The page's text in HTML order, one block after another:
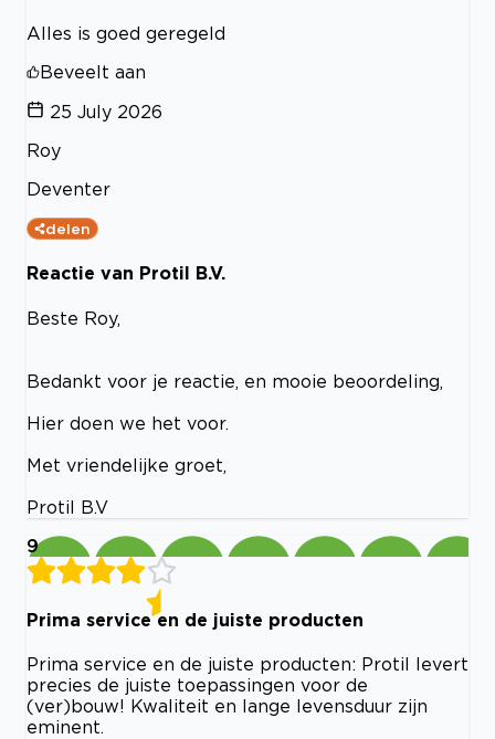
Alles is goed geregeld
Beveelt aan
25 July 2026
Roy
Deventer
delen
Reactie van Protil B.V.
Beste Roy,
Bedankt voor je reactie, en mooie beoordeling,
Hier doen we het voor.
Met vriendelijke groet,
Protil B.V
9
Prima service en de juiste producten
Prima service en de juiste producten: Protil levert
precies de juiste toepassingen voor de
(ver)bouw! Kwaliteit en lange levensduur zijn
eminent.